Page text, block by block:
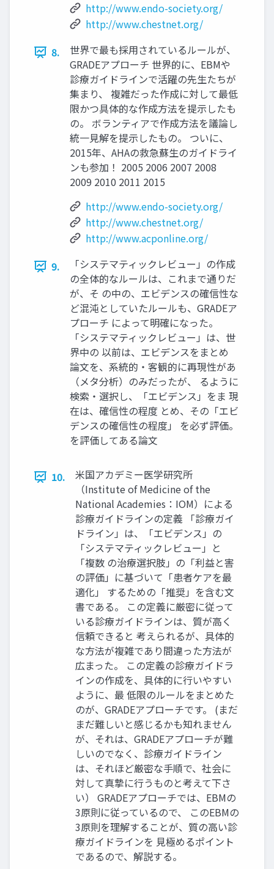
http://www.endo-society.org/
http://www.chestnet.org/
8.
世界で最も採用されているルールが、
GRADEアプローチ 世界的に、EBMや
診療ガイドラインで活躍の先生たちが
集まり、 複雑だった作成に対して最低
限かつ具体的な作成方法を提示したも
の。 ボランティアで作成方法を議論し
統一見解を提示したもの。 ついに、
2015年、AHAの救急蘇生のガイドライ
ンも参加！ 2005 2006 2007 2008
2009 2010 2011 2015
http://www.endo-society.org/
http://www.chestnet.org/
http://www.acponline.org/
9.
「システマティックレビュー」の作成
の全体的なルールは、これまで通りだ
が、そ の中の、エビデンスの確信性な
ど混沌としていたルールも、GRADEア
プローチ によって明確になった。
「システマティックレビュー」は、世
界中の 以前は、エビデンスをまとめ
論文を、系統的・客観的に再現性があ
（メタ分析）のみだったが、 るように
検索・選択し、「エビデンス」をま 現
在は、確信性の程度 とめ、その「エビ
デンスの確信性の程度」 を必ず評価。
を評価してある論文
10.
米国アカデミー医学研究所
（Institute of Medicine of the
National Academies：IOM）による
診療ガイドラインの定義 「診療ガイ
ドライン」は、「エビデンス」の
「システマティックレビュー」と
「複数 の治療選択肢」の「利益と害
の評価」に基づいて「患者ケアを最
適化」 するための「推奨」を含む文
書である。 この定義に厳密に従って
いる診療ガイドラインは、質が高く
信頼できると 考えられるが、具体的
な方法が複雑であり間違った方法が
広まった。 この定義の診療ガイドラ
インの作成を、具体的に行いやすい
ように、最 低限のルールをまとめた
のが、GRADEアプローチです。 (まだ
まだ難しいと感じるかも知れません
が、それは、GRADEアプローチが難
しいのでなく、診療ガイドライン
は、それほど厳密な手順で、社会に
対して真摯に行うものと考えて下さ
い） GRADEアプローチでは、EBMの
3原則に従っているので、 このEBMの
3原則を理解することが、質の高い診
療ガイドラインを 見極めるポイント
であるので、解説する。